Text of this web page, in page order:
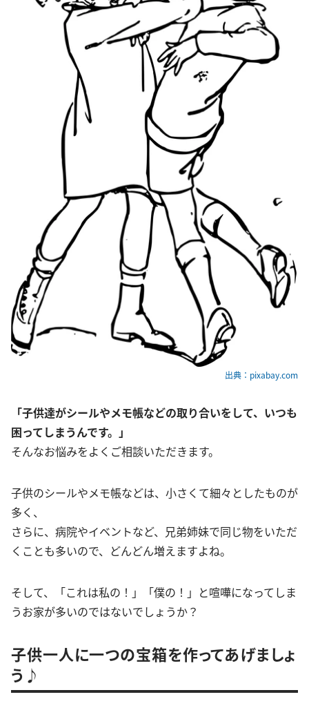
出典：pixabay.com
「子供達がシールやメモ帳などの取り合いをして、いつも
困ってしまうんです。」
そんなお悩みをよくご相談いただきます。
子供のシールやメモ帳などは、小さくて細々としたものが
多く、
さらに、病院やイベントなど、兄弟姉妹で同じ物をいただ
くことも多いので、どんどん増えますよね。
そして、「これは私の！」「僕の！」と喧嘩になってしま
うお家が多いのではないでしょうか？
子供一人に一つの宝箱を作ってあげましょ
う♪